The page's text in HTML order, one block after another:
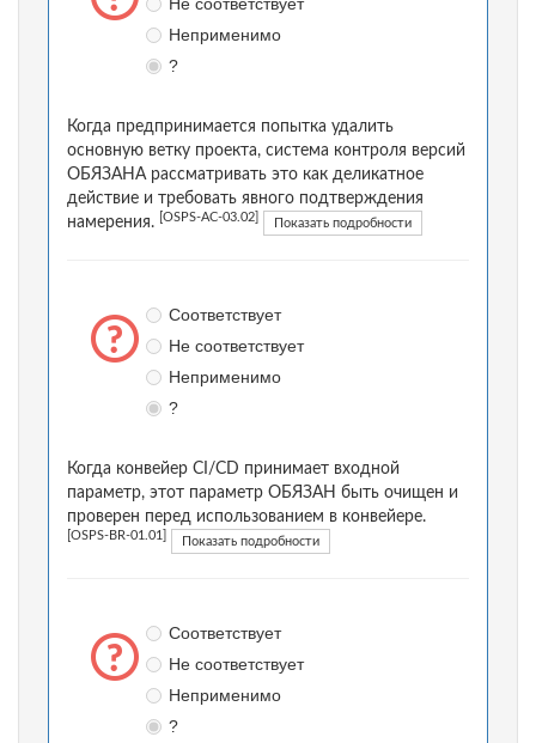
Не соответствует
Неприменимо
?
Когда предпринимается попытка удалить
основную ветку проекта, система контроля версий
ОБЯЗАНА рассматривать это как деликатное
действие и требовать явного подтверждения
намерения.
[OSPS-AC-03.02] Показать подробности
Соответствует
Не соответствует
Неприменимо
?
Когда конвейер CI/CD принимает входной
параметр, этот параметр ОБЯЗАН быть очищен и
проверен перед использованием в конвейере.
[OSPS-BR-01.01] Показать подробности
Соответствует
Не соответствует
Неприменимо
?